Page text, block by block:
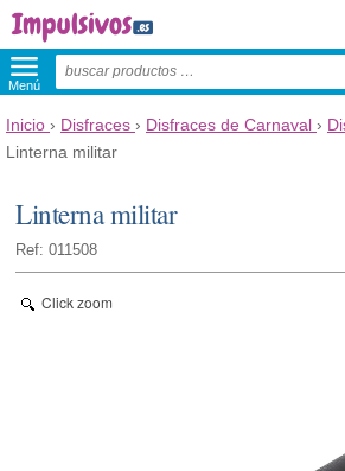
Menú
Inicio › Disfraces › Disfraces de Carnaval ›
Linterna militar
Linterna militar
Ref: 011508
Click zoom